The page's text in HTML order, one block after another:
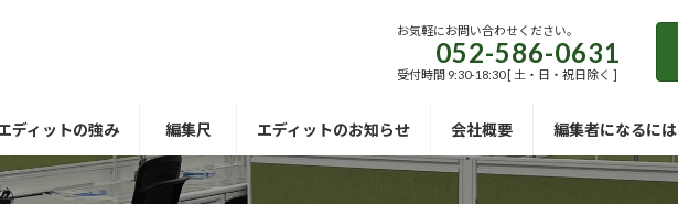
お気軽にお問い合わせください。
052-586-0631
受付時間 9:30-18:30 [ 土・日・祝日除く ]
ディットの強み 編集尺 エディットのお知らせ 会社概要 編集者になるには